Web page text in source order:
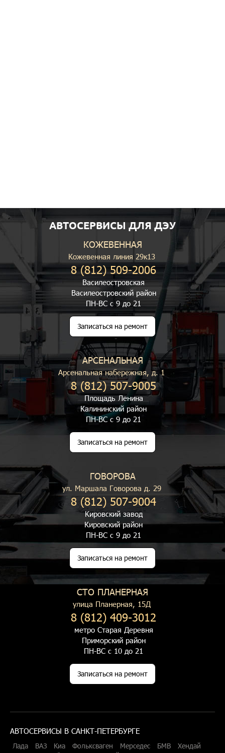
АВТОСЕРВИСЫ ДЛЯ ДЭУ
КОЖЕВЕННАЯ
Кожевенная линия 29к13
8 (812) 509-2006
Василеостровская
Василеостровский район
ПН-ВС с 9 до 21
Записаться на ремонт
АРСЕНАЛЬНАЯ
Арсенальная набережная, д. 1
8 (812) 507-9005
Площадь Ленина
Калининский район
ПН-ВС с 9 до 21
Записаться на ремонт
ГОВОРОВА
ул. Маршала Говорова д. 29
8 (812) 507-9004
Кировский завод
Кировский район
ПН-ВС с 9 до 21
Записаться на ремонт
СТО ПЛАНЕРНАЯ
улица Планерная, 15Д
8 (812) 409-3012
метро Старая Деревня
Приморский район
ПН-ВС с 10 до 21
Записаться на ремонт
АВТОСЕРВИСЫ В САНКТ-ПЕТЕРБУРГЕ
Лада ВАЗ Киа Фольксваген Мерседес БМВ
Хендай